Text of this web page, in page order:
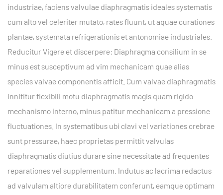
industriae, faciens valvulae diaphragmatis ideales systematis
cum alto vel celeriter mutato, rates fluunt, ut aquae curationes
plantae, systemata refrigerationis et antonomiae industriales.
Reducitur Vigere et discerpere: Diaphragma consilium in se
minus est susceptivum ad vim mechanicam quae alias
species valvae componentis afficit. Cum valvae diaphragmatis
innititur flexibili motu diaphragmatis magis quam rigido
mechanismo interno, minus patitur mechanicam a pressione
fluctuationes. In systematibus ubi clavi vel variationes crebrae
sunt pressurae, haec proprietas permittit valvulas
diaphragmatis diutius durare sine necessitate ad frequentes
reparationes vel supplementum. Indutus ac lacrima redactus
ad valvulam altiore durabilitatem conferunt, eamque optimam